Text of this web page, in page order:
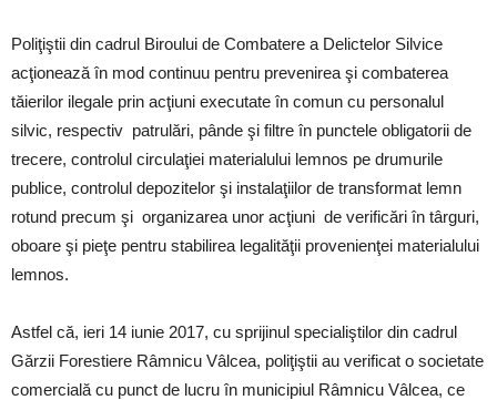
Poliţiştii din cadrul Biroului de Combatere a Delictelor Silvice
acţionează în mod continuu pentru prevenirea şi combaterea
tăierilor ilegale prin acţiuni executate în comun cu personalul
silvic, respectiv patrulări, pânde şi filtre în punctele obligatorii de
trecere, controlul circulaţiei materialului lemnos pe drumurile
publice, controlul depozitelor şi instalaţiilor de transformat lemn
rotund precum şi organizarea unor acţiuni de verificări în târguri,
oboare şi pieţe pentru stabilirea legalităţii provenienţei materialului
lemnos.
Astfel că, ieri 14 iunie 2017, cu sprijinul specialiştilor din cadrul
Gărzii Forestiere Râmnicu Vâlcea, poliţiştii au verificat o societate
comercială cu punct de lucru în municipiul Râmnicu Vâlcea, ce